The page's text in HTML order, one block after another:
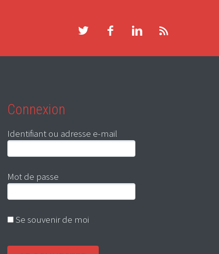
Connexion
Identifiant ou adresse e-mail
Mot de passe
Se souvenir de moi